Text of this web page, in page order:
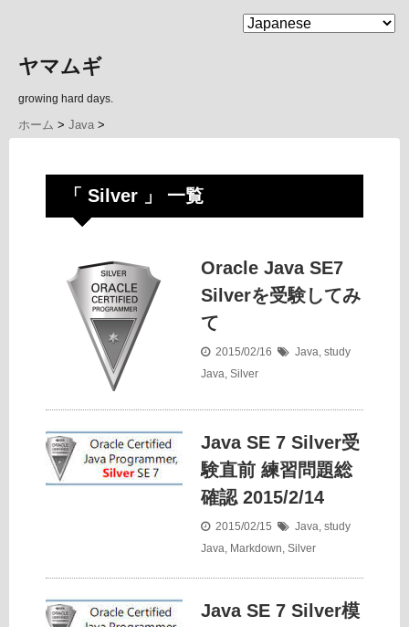
MENU
ヤマムギ
growing hard days.
ホーム > Java >
「 Silver 」 一覧
Oracle Java SE7
Silverを受験してみ
て
2015/02/16 Java, study
Java, Silver
Java SE 7 Silver受
験直前 練習問題総
確認 2015/2/14
2015/02/15 Java, study
Java, Markdown, Silver
Java SE 7 Silver模